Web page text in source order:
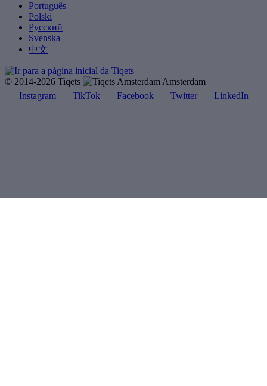
Português
Polski
Русский
Svenska
中文
© 2014-2026 Tiqets
Amsterdam
Instagram
TikTok Facebook Twitter LinkedIn